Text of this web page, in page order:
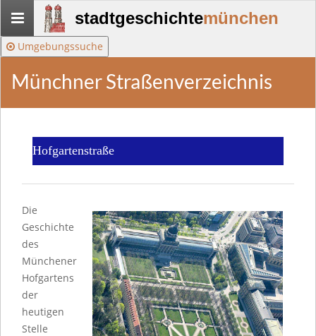
Stadtgeschichte-
München
stadtgeschichtemünchen
Umgebungssuche
Münchner Straßenverzeichnis
Hofgartenstraße
Die
Geschichte
des
Münchener
Hofgartens
der
heutigen
Stelle